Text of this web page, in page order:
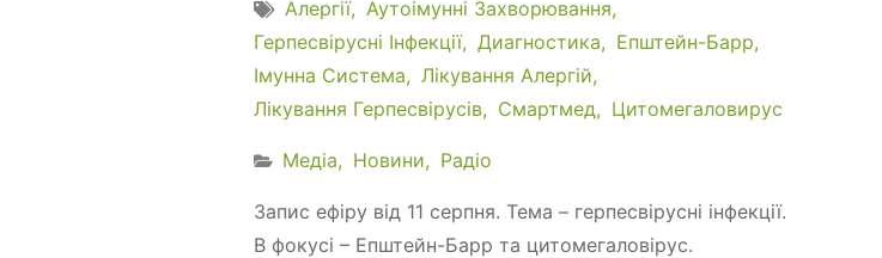
Алергії
Аутоімунні Захворювання
Герпесвірусні Інфекції
Диагностика
Епштейн-Барр
Імунна Система
Лікування Алергій
Лікування Герпесвірусів
Смартмед Цитомегаловирус
Медіа Новини Радіо
Запис ефіру від 11 серпня. Тема – герпесвірусні інфекції.
В фокусі – Епштейн-Барр та цитомегаловірус.